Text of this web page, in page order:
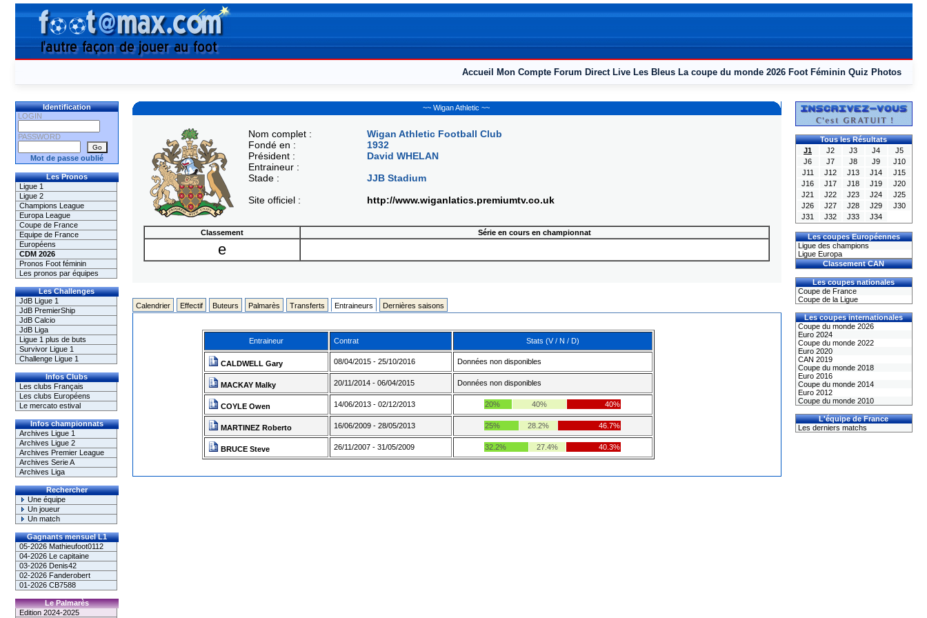
Accueil Mon Compte Forum Direct Live Les Bleus La coupe du monde 2026 Foot Féminin Quiz Photos
Identification
LOGIN
PASSWORD
Mot de passe oublié
Les Pronos
Ligue 1
Ligue 2
Champions League
Europa League
Coupe de France
Equipe de France
Européens
CDM 2026
Pronos Foot féminin
Les pronos par équipes
Les Challenges
JdB Ligue 1
JdB PremierShip
JdB Calcio
JdB Liga
Ligue 1 plus de buts
Survivor Ligue 1
Challenge Ligue 1
Infos Clubs
Les clubs Français
Les clubs Européens
Le mercato estival
Infos championnats
Archives Ligue 1
Archives Ligue 2
Archives Premier League
Archives Serie A
Archives Liga
Rechercher
Une équipe
Un joueur
Un match
Gagnants mensuel L1
05-2026 Mathieufoot0112
04-2026 Le capitaine
03-2026 Denis42
02-2026 Fanderobert
01-2026 CB7588
Le Palmarès
Edition 2024-2025
~~ Wigan Athletic ~~
Nom complet :
Fondé en :
Président :
Entraineur :
Stade :
Site officiel :
Wigan Athletic Football Club
1932
David WHELAN
JJB Stadium
http://www.wiganlatics.premiumtv.co.uk
Classement Série en cours en championnat
e
Calendrier Effectif Buteurs Palmarès Transferts Entraineurs Dernières saisons
Entraineur Contrat Stats (V / N / D)
CALDWELL Gary 08/04/2015 - 25/10/2016 Données non disponibles
MACKAY Malky 20/11/2014 - 06/04/2015 Données non disponibles
COYLE Owen 14/06/2013 - 02/12/2013 20% 40% 40%
MARTINEZ Roberto 16/06/2009 - 28/05/2013 25% 28.2% 46.7%
BRUCE Steve 26/11/2007 - 31/05/2009 32.2% 27.4% 40.3%
Tous les Résultats
J1
J2 J3 J4
J5
J6
J7 J8 J9
J10
J11
J12 J13 J14
J15
J16
J17 J18 J19
J20
J21
J22 J23 J24
J25
J26
J27 J28 J29
J30
J31
J32 J33 J34
Les coupes Européennes
Ligue des champions
Ligue Europa
Classement CAN
Les coupes nationales
Coupe de France
Coupe de la Ligue
Les coupes internationales
Coupe du monde 2026
Euro 2024
Coupe du monde 2022
Euro 2020
CAN 2019
Coupe du monde 2018
Euro 2016
Coupe du monde 2014
Euro 2012
Coupe du monde 2010
L'équipe de France
Les derniers matchs